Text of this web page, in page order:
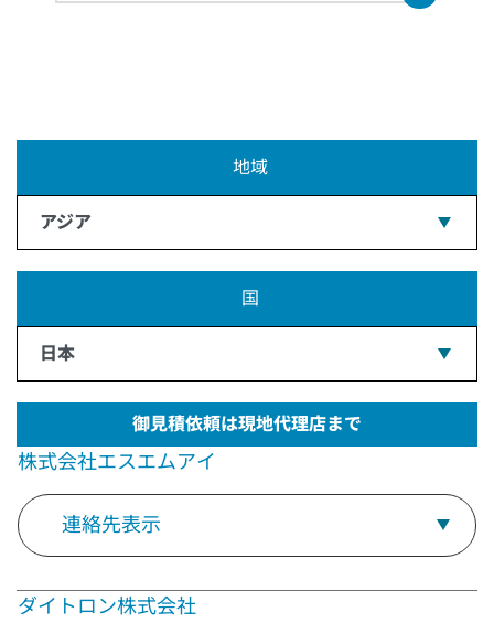
地域
アジア
国
日本
御見積依頼は現地代理店まで
株式会社エスエムアイ
連絡先表示
ダイトロン株式会社